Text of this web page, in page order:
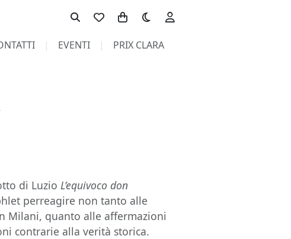
Toggle theme
EVENTI PRIX CLARA
di LuzioL’equivoco don
perreagire non tanto alle
Milani, quanto alle affermazioni
contrarie alla verità storica.